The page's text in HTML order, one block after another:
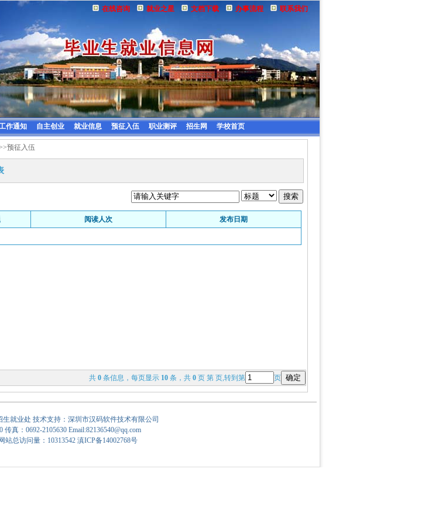
在线咨询 就业之星 文档下载 办事流程 联系我们
作通知 自主创业 就业信息 预征入伍 职业测评 招生网 学校首页
预征入伍
阅读人次 发布日期
共0 条信息，每页显示 10 条，共0 页 第 页,转到第 页
就业处 技术支持： 深圳市汉码软件技术有限公司
传真：0692-2105630 Email:82136540@qq.com
站总访问量：10313542 滇ICP备14002768号